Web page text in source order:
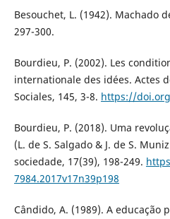
Besouchet, L. (1942). Machado
297-300.
Bourdieu, P. (2002). Les
internationale des idées. Actes
Sociales, 145, 3-8. https://
Bourdieu, P. (2018). Uma
(L. de S. Salgado & J. de S.
sociedade, 17(39), 198-249.
7984.2017v17n39p198
Cândido, A. (1989). A educação